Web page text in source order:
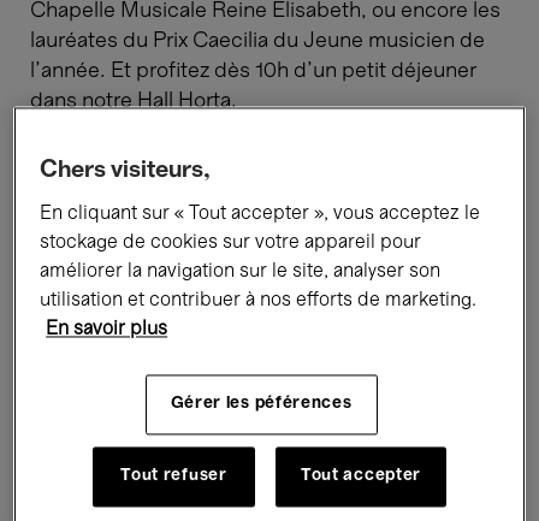
Chapelle Musicale Reine Elisabeth, ou encore les
lauréates du Prix Caecilia du Jeune musicien de
l’année. Et profitez dès 10h d'un petit déjeuner
dans notre Hall Horta.
Programme
Camila Mandillo - ECHO
Rising Star
Concert Croissant #1
Chers visiteurs,
En cliquant sur « Tout accepter », vous acceptez le
stockage de cookies sur votre appareil pour
améliorer la navigation sur le site, analyser son
utilisation et contribuer à nos efforts de marketing.
En savoir plus
Gérer les péférences
Tout refuser Tout accepter